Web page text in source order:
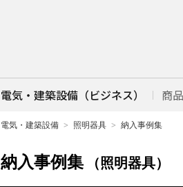
電気・建築設備（ビジネス） 商
電気・建築設備 照明器具 納入事例集
納入事例集 （照明器具）